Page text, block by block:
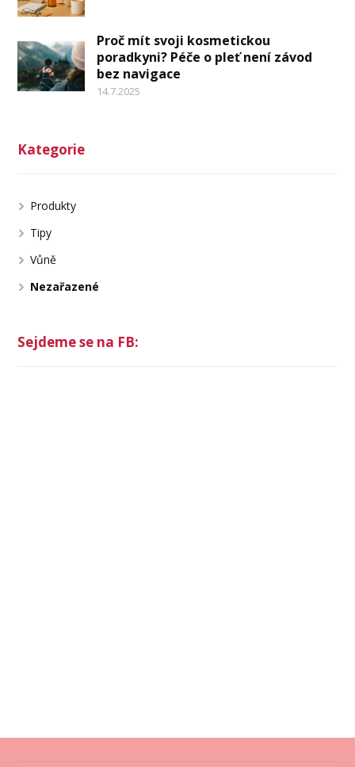
Proč mít svoji kosmetickou
poradkyni? Péče o pleť není závod
bez navigace
14.7.2025
Kategorie
Produkty
Tipy
Vůně
Nezařazené
Sejdeme se na FB: